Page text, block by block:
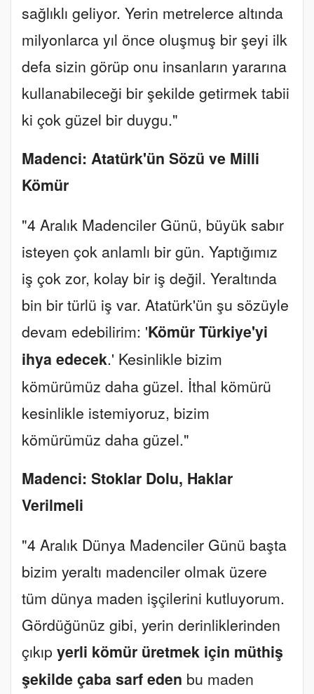
sağlıklı geliyor. Yerin metrelerce altında
milyonlarca yıl önce oluşmuş bir şeyi ilk
defa sizin görüp onu insanların yararına
kullanabileceği bir şekilde getirmek tabii
ki çok güzel bir duygu."
Madenci: Atatürk'ün Sözü ve Milli
Kömür
"4 Aralık Madenciler Günü, büyük sabır
isteyen çok anlamlı bir gün. Yaptığımız
iş çok zor, kolay bir iş değil. Yeraltında
bin bir türlü iş var. Atatürk'ün şu sözüyle
devam edebilirim: 'Kömür Türkiye'yi
ihya edecek.' Kesinlikle bizim
kömürümüz daha güzel. İthal kömürü
kesinlikle istemiyoruz, bizim
kömürümüz daha güzel."
Madenci: Stoklar Dolu, Haklar
Verilmeli
"4 Aralık Dünya Madenciler Günü başta
bizim yeraltı madenciler olmak üzere
tüm dünya maden işçilerini kutluyorum.
Gördüğünüz gibi, yerin derinliklerinden
çıkıp yerli kömür üretmek için müthiş
şekilde çaba sarf eden bu maden